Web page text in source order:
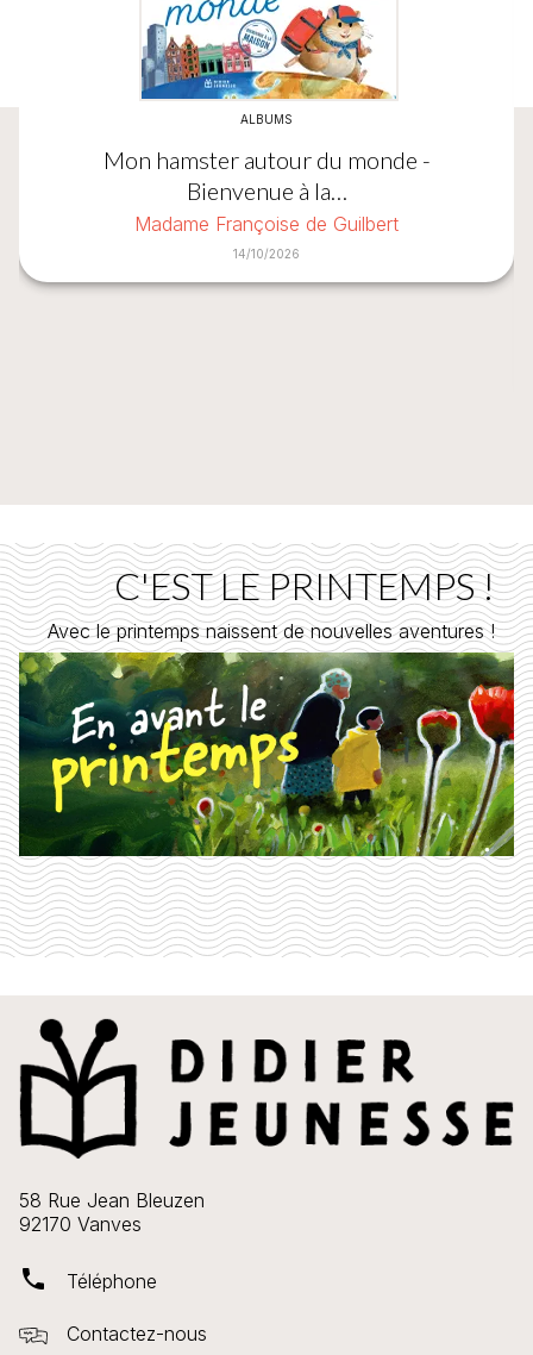
ALBUMS
Mon hamster autour du monde -
Bienvenue à la…
Madame Françoise de Guilbert
14/10/2026
C'EST LE PRINTEMPS !
Avec le printemps naissent de nouvelles aventures !
58 Rue Jean Bleuzen
92170 Vanves
phone Téléphone
Contactez-nous